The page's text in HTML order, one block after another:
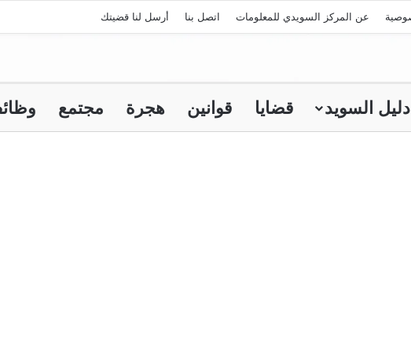
عن المركز السويدي للمعلومات اتصل بنا أرسل لنا قضيتك
دليل السويد قضايا قوانين هجرة مجتمع